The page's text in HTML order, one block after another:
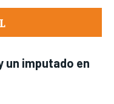
un imputado en